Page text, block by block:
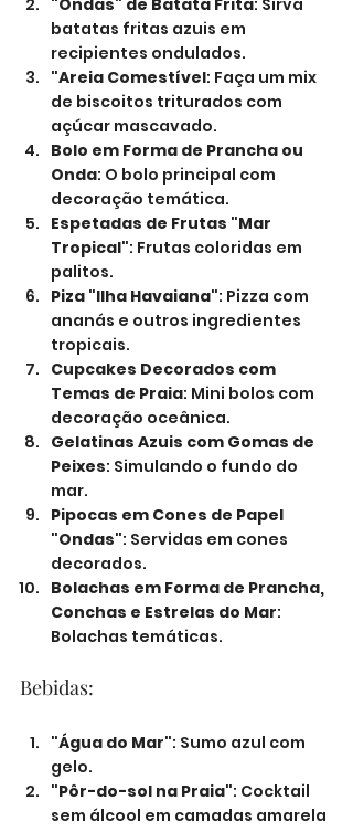
batatas fritas azuis em
recipientes ondulados.
"Areia Comestível: Faça um mix
de biscoitos triturados com
açúcar mascavado.
Bolo em Forma de Prancha ou
Onda: O bolo principal com
decoração temática.
Espetadas de Frutas "Mar
Tropical": Frutas coloridas em
palitos.
Piza "Ilha Havaiana": Pizza com
ananás e outros ingredientes
tropicais.
Cupcakes Decorados com
Temas de Praia: Mini bolos com
decoração oceânica.
Gelatinas Azuis com Gomas de
Peixes: Simulando o fundo do
mar.
Pipocas em Cones de Papel
"Ondas": Servidas em cones
decorados.
Bolachas em Forma de Prancha,
Conchas e Estrelas do Mar:
Bolachas temáticas.
Bebidas:
"Água do Mar": Sumo azul com
gelo.
"Pôr-do-sol na Praia": Cocktail
sem álcool em camadas amarela